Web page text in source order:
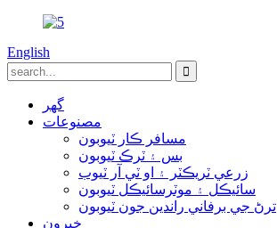
English
گھر
مصنوعات
مسافر ڪار ٽيوبون
بس ۽ ٽرڪ ٽيوبون
زرعي ٽريڪٽر ۽ او ٽي آر ٽيوب
سائيڪل ۽ موٽرسائيڪل ٽيوبون
ترڻ جي برفاني راندين جون ٽيوبون
خبرون